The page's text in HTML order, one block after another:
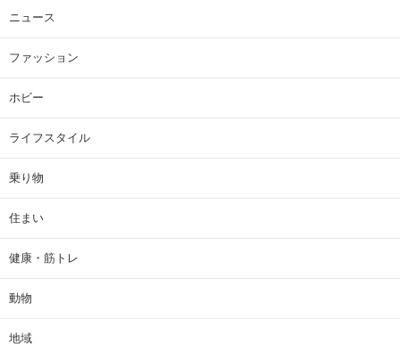
ニュース
ファッション
ホビー
ライフスタイル
乗り物
住まい
健康・筋トレ
動物
地域